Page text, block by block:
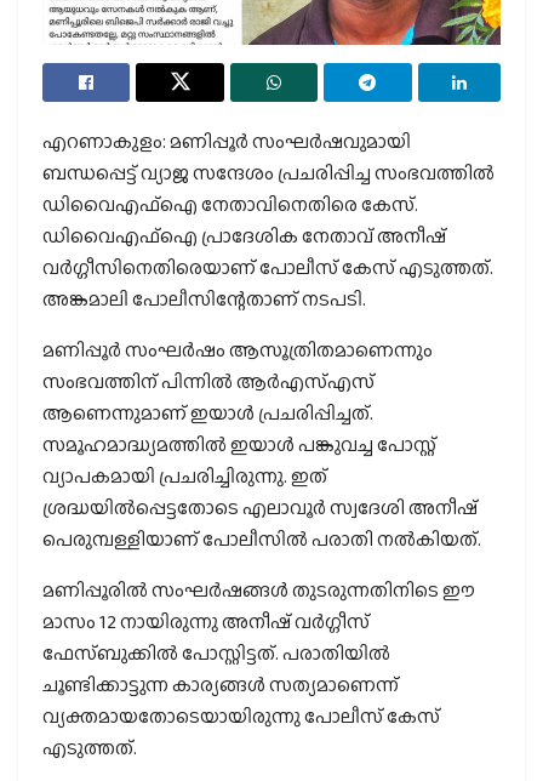
എറണാകുളം: മണിപ്പൂർ സംഘർഷവുമായി
ബന്ധപ്പെട്ട് വ്യാജ സന്ദേശം പ്രചരിപ്പിച്ച സംഭവത്തിൽ
ഡിവൈഎഫ്‌ഐ നേതാവിനെതിരെ കേസ്.
ഡിവൈഎഫ്‌ഐ പ്രാദേശിക നേതാവ് അനീഷ്
വർഗ്ഗീസിനെതിരെയാണ് പോലീസ് കേസ് എടുത്തത്.
അങ്കമാലി പോലീസിന്റേതാണ് നടപടി.
മണിപ്പൂർ സംഘർഷം ആസൂത്രിതമാണെന്നും
സംഭവത്തിന് പിന്നിൽ ആർഎസ്എസ്
ആണെന്നുമാണ് ഇയാൾ പ്രചരിപ്പിച്ചത്.
സമൂഹമാദ്ധ്യമത്തിൽ ഇയാൾ പങ്കുവച്ച പോസ്റ്റ്
വ്യാപകമായി പ്രചരിച്ചിരുന്നു. ഇത്
ശ്രദ്ധയിൽപ്പെട്ടതോടെ എലാവൂർ സ്വദേശി അനീഷ്
പെരുമ്പള്ളിയാണ് പോലീസിൽ പരാതി നൽകിയത്.
മണിപ്പൂരിൽ സംഘർഷങ്ങൾ തുടരുന്നതിനിടെ ഈ
മാസം 12 നായിരുന്നു അനീഷ് വർഗ്ഗീസ്
ഫേസ്ബുക്കിൽ പോസ്റ്റിട്ടത്. പരാതിയിൽ
ചൂണ്ടിക്കാട്ടുന്ന കാര്യങ്ങൾ സത്യമാണെന്ന്
വ്യക്തമായതോടെയായിരുന്നു പോലീസ് കേസ്
എടുത്തത്.